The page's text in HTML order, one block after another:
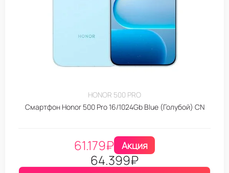
HONOR 500 PRO
Смартфон Honor 500 Pro 16/1024Gb Blue (Голубой) CN
61.179₽ Акция
64.399₽